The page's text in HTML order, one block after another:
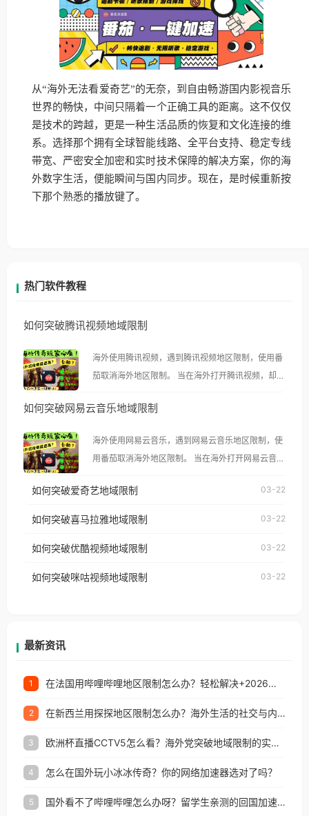
从“海外无法看爱奇艺”的无奈，到自由畅游国内影视音乐
世界的畅快，中间只隔着一个正确工具的距离。这不仅仅
是技术的跨越，更是一种生活品质的恢复和文化连接的维
系。选择那个拥有全球智能线路、全平台支持、稳定专线
带宽、严密安全加密和实时技术保障的解决方案，你的海
外数字生活，便能瞬间与国内同步。现在，是时候重新按
下那个熟悉的播放键了。
热门软件教程
如何突破腾讯视频地域限制
海外使用腾讯视频，遇到腾讯视频地区限制，使用番
茄取消海外地区限制。 当在海外打开腾讯视频，却突
示语。 海外用户如香港、澳门、台湾、美国、加拿
像其他音乐平台一样，出现地区及版权限制问题，且
仅能在中国大陆地区播放。 遇到这个问题的朋友们，
台湾、美国、加拿大、澳大利亚、欧洲等国家和地区
权限制所困扰。
如何突破网易云音乐地域限制
海外使用网易云音乐，遇到网易云音乐地区限制，使
用番茄取消海外地区限制。 当在海外打开网易云音
播放”的提示语。 海外用户如香港、澳门、台湾、美
制问题，且仅能在中国大陆地区播放。 遇到这个问题
户收听网易云音乐地区版权限制」的问题，无论人在
如何突破爱奇艺地域限制 03-22
如何突破喜马拉雅地域限制 03-22
如何突破优酷视频地域限制 03-22
如何突破咪咕视频地域限制 03-22
最新资讯
1 在法国用哔哩哔哩地区限制怎么办？轻松解决+2026世界杯看球攻略
2 在新西兰用探探地区限制怎么办？海外生活的社交与内容之困
3 欧洲杯直播CCTV5怎么看？海外党突破地域限制的实用指南
4 怎么在国外玩小冰冰传奇？你的网络加速器选对了吗？
5 国外看不了哔哩哔哩怎么办呀？留学生亲测的回国加速全攻略（含酷我音乐渤海银行解决方法）